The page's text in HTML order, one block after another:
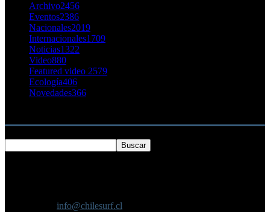
Archivo2456
Eventos2386
Nacionales2019
Internacionales1709
Noticias1322
Video880
Featured video 2579
Ecología406
Novedades366
info@chilesurf.cl